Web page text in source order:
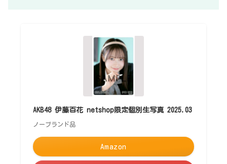
AKB48 伊藤百花 netshop限定個別生写真 2025.03
ノーブランド品
Amazon